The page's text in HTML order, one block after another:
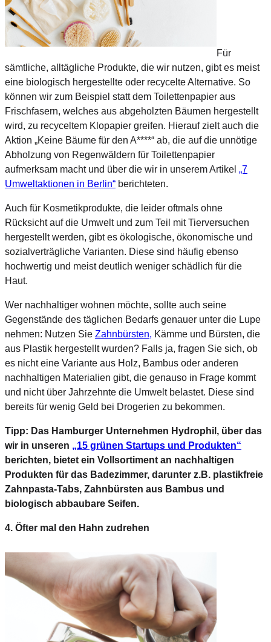
Für
sämtliche, alltägliche Produkte, die wir nutzen, gibt es meist
eine biologisch hergestellte oder recycelte Alternative. So
können wir zum Beispiel statt dem Toilettenpapier aus
Frischfasern, welches aus abgeholzten Bäumen hergestellt
wird, zu recyceltem Klopapier greifen. Hierauf zielt auch die
Aktion „Keine Bäume für den A****“ ab, die auf die unnötige
Abholzung von Regenwäldern für Toilettenpapier
aufmerksam macht und über die wir in unserem Artikel „7
Umweltaktionen in Berlin“ berichteten.
Auch für Kosmetikprodukte, die leider oftmals ohne
Rücksicht auf die Umwelt und zum Teil mit Tierversuchen
hergestellt werden, gibt es ökologische, ökonomische und
sozialverträgliche Varianten. Diese sind häufig ebenso
hochwertig und meist deutlich weniger schädlich für die
Haut.
Wer nachhaltiger wohnen möchte, sollte auch seine
Gegenstände des täglichen Bedarfs genauer unter die Lupe
nehmen: Nutzen Sie Zahnbürsten, Kämme und Bürsten, die
aus Plastik hergestellt wurden? Falls ja, fragen Sie sich, ob
es nicht eine Variante aus Holz, Bambus oder anderen
nachhaltigen Materialien gibt, die genauso in Frage kommt
und nicht über Jahrzehnte die Umwelt belastet. Diese sind
bereits für wenig Geld bei Drogerien zu bekommen.
Tipp: Das Hamburger Unternehmen Hydrophil, über das
wir in unseren „15 grünen Startups und Produkten“
berichten, bietet ein Vollsortiment an nachhaltigen
Produkten für das Badezimmer, darunter z.B. plastikfreie
Zahnpasta-Tabs, Zahnbürsten aus Bambus und
biologisch abbaubare Seifen.
4. Öfter mal den Hahn zudrehen